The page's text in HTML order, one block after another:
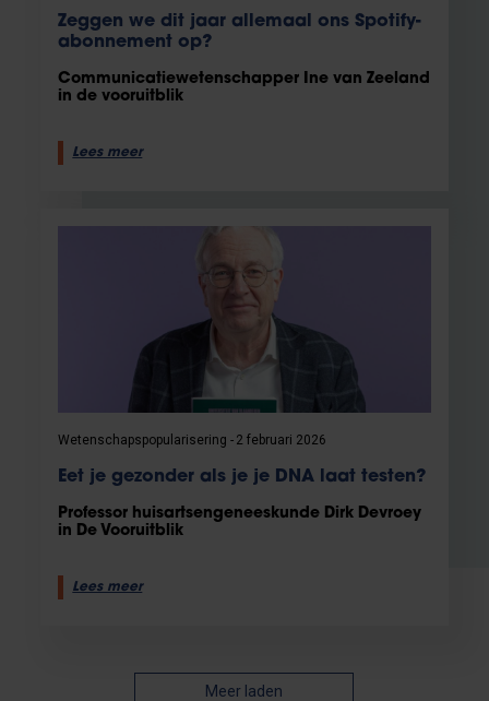
Zeggen we dit jaar allemaal ons Spotify-
abonnement op?
Communicatiewetenschapper Ine van Zeeland
in de vooruitblik
Lees meer
Wetenschapspopularisering 2 februari 2026
Eet je gezonder als je je DNA laat testen?
Professor huisartsengeneeskunde Dirk Devroey
in De Vooruitblik
Lees meer
Meer laden